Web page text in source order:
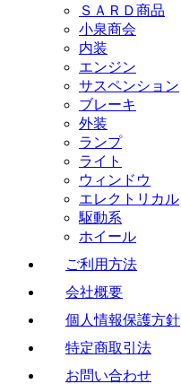
ＳＡＲＤ商品
小泉商会
内装
エンジン
サスペンション
ブレーキ
外装
ランプ
ライト
ウィンドウ
エレクトリカル
駆動系
ホイール
ご利用方法
会社概要
個人情報保護方針
特定商取引法
お問い合わせ